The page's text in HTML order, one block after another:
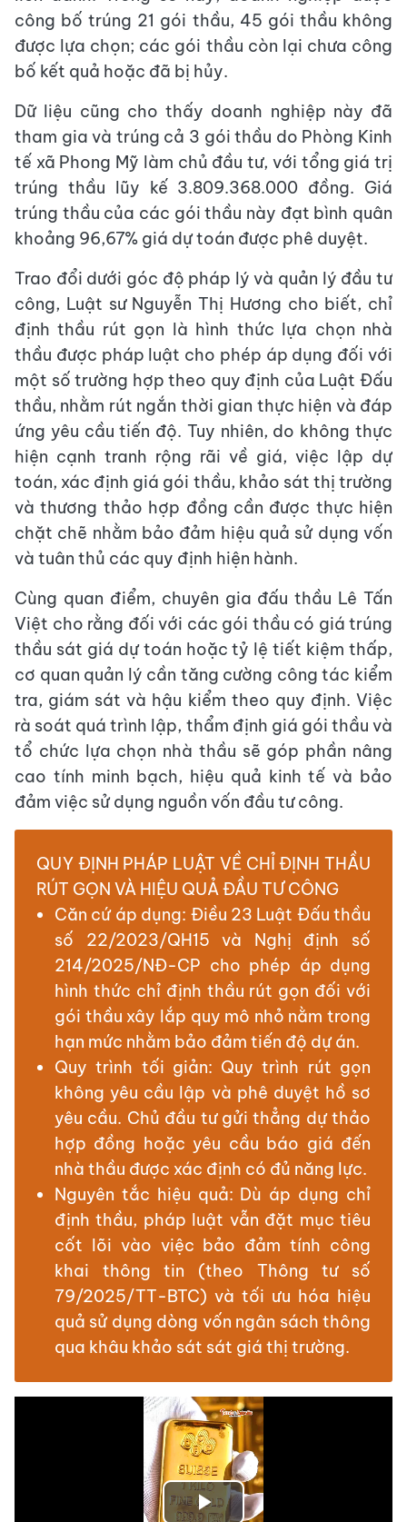
công bố trúng 21 gói thầu, 45 gói thầu không
được lựa chọn; các gói thầu còn lại chưa công
bố kết quả hoặc đã bị hủy.
Dữ liệu cũng cho thấy doanh nghiệp này đã
tham gia và trúng cả 3 gói thầu do Phòng Kinh
tế xã Phong Mỹ làm chủ đầu tư, với tổng giá trị
trúng thầu lũy kế 3.809.368.000 đồng. Giá
trúng thầu của các gói thầu này đạt bình quân
khoảng 96,67% giá dự toán được phê duyệt.
Trao đổi dưới góc độ pháp lý và quản lý đầu tư
công, Luật sư Nguyễn Thị Hương cho biết, chỉ
định thầu rút gọn là hình thức lựa chọn nhà
thầu được pháp luật cho phép áp dụng đối với
một số trường hợp theo quy định của Luật Đấu
thầu, nhằm rút ngắn thời gian thực hiện và đáp
ứng yêu cầu tiến độ. Tuy nhiên, do không thực
hiện cạnh tranh rộng rãi về giá, việc lập dự
toán, xác định giá gói thầu, khảo sát thị trường
và thương thảo hợp đồng cần được thực hiện
chặt chẽ nhằm bảo đảm hiệu quả sử dụng vốn
và tuân thủ các quy định hiện hành.
Cùng quan điểm, chuyên gia đấu thầu Lê Tấn
Việt cho rằng đối với các gói thầu có giá trúng
thầu sát giá dự toán hoặc tỷ lệ tiết kiệm thấp,
cơ quan quản lý cần tăng cường công tác kiểm
tra, giám sát và hậu kiểm theo quy định. Việc
rà soát quá trình lập, thẩm định giá gói thầu và
tổ chức lựa chọn nhà thầu sẽ góp phần nâng
cao tính minh bạch, hiệu quả kinh tế và bảo
đảm việc sử dụng nguồn vốn đầu tư công.
QUY ĐỊNH PHÁP LUẬT VỀ CHỈ ĐỊNH THẦU
RÚT GỌN VÀ HIỆU QUẢ ĐẦU TƯ CÔNG
Căn cứ áp dụng: Điều 23 Luật Đấu thầu
số 22/2023/QH15 và Nghị định số
214/2025/NĐ-CP cho phép áp dụng
hình thức chỉ định thầu rút gọn đối với
gói thầu xây lắp quy mô nhỏ nằm trong
hạn mức nhằm bảo đảm tiến độ dự án.
Quy trình tối giản: Quy trình rút gọn
không yêu cầu lập và phê duyệt hồ sơ
yêu cầu. Chủ đầu tư gửi thẳng dự thảo
hợp đồng hoặc yêu cầu báo giá đến
nhà thầu được xác định có đủ năng lực.
Nguyên tắc hiệu quả: Dù áp dụng chỉ
định thầu, pháp luật vẫn đặt mục tiêu
cốt lõi vào việc bảo đảm tính công
khai thông tin (theo Thông tư số
79/2025/TT-BTC) và tối ưu hóa hiệu
quả sử dụng dòng vốn ngân sách thông
qua khâu khảo sát sát giá thị trường.